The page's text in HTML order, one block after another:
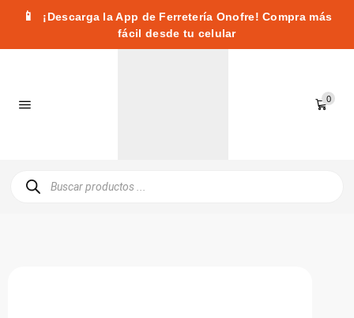
📱
¡Descarga la App de Ferretería Onofre! Compra más
fácil desde tu celular
0